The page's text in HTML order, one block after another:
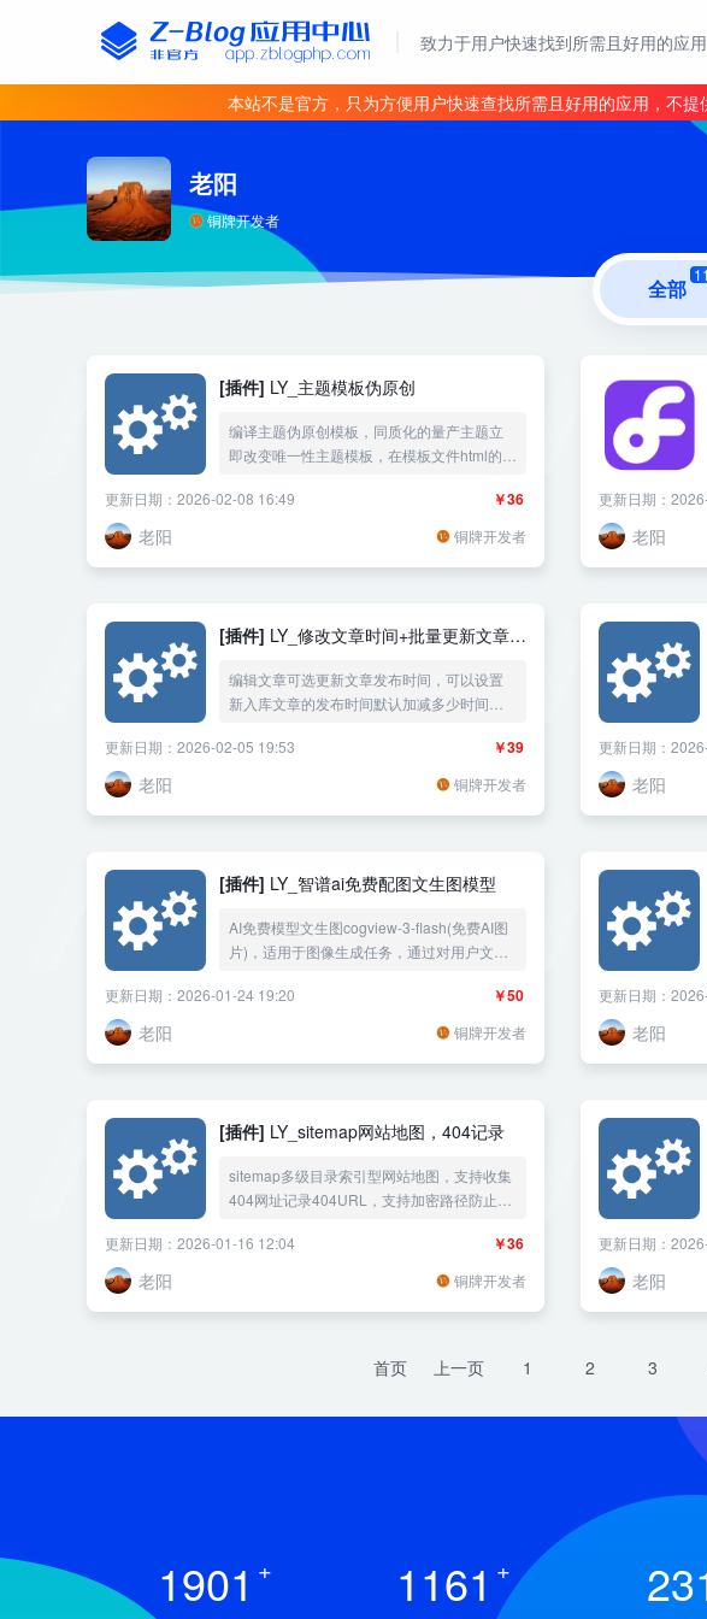
致力于用户快速找到所需且好用的应用
本站不是官方，只为方便用户快速查找所需且好用的应用，不
老阳
铜牌开发者
全部
[插件] LY_主题模板伪原创
编译主题伪原创模板，同质化的量产主题立
即改变唯一性主题模板，在模板文件html的标
唯一性的html模板格式
￥36
更新日期：2026-02-08 16:49
老阳 铜牌开发者
更新日期：
老阳
[插件] LY_修改文章时间+批量更新文章时
编辑文章可选更新文章发布时间，可以设置
新入库文章的发布时间默认加减多少时间，
批量翻新更新文章时间以最新文章时间为起
点，按设置的间隔与随机一直往前批量处
理，还可以批量增加文章随机阅读量，可以
￥39
更新日期：2026-02-05 19:53
老阳 铜牌开发者
更新日期：
老阳
[插件] LY_智谱ai免费配图文生图模型
AI免费模型文生图cogview-3-flash(免费AI图
片)，适用于图像生成任务，通过对用户文字
精确和个性化，通过文章标题快速、精准的
理解生成图像，让AI的图像表达更加精确和个
性化，AI绘图AI配图AI生成原创图片，根据文
￥50
更新日期：2026-01-24 19:20
老阳 铜牌开发者
更新日期：
老阳
[插件] LY_sitemap网站地图，404记录
sitemap多级目录索引型网站地图，支持收集
404网址记录404URL，支持加密路径防止采
.html网站地图 三种地图格式，可以设置地图￥36
更新日期：2026-01-16 12:04
老阳 铜牌开发者
更新日期：
老阳
首页 上一页 1 2 3
1901 + 1161 +